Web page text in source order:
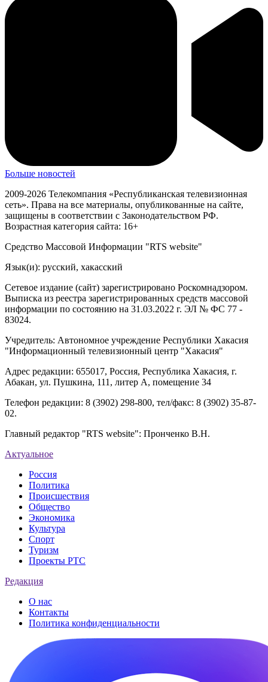
Больше новостей
2009-2026 Телекомпания «Республиканская телевизионная
сеть». Права на все материалы, опубликованные на сайте,
защищены в соответствии с Законодательством РФ.
Возрастная категория сайта: 16+
Средство Массовой Информации "RTS website"
Язык(и): русский, хакасский
Сетевое издание (сайт) зарегистрировано Роскомнадзором.
Выписка из реестра зарегистрированных средств массовой
информации по состоянию на 31.03.2022 г. ЭЛ № ФС 77 -
83024.
Учредитель: Автономное учреждение Республики Хакасия
"Информационный телевизионный центр "Хакасия"
Адрес редакции: 655017, Россия, Республика Хакасия, г.
Абакан, ул. Пушкина, 111, литер А, помещение 34
Телефон редакции: 8 (3902) 298-800, тел/факс: 8 (3902) 35-87-
02.
Главный редактор "RTS website": Пронченко В.Н.
Актуальное
Россия
Политика
Происшествия
Общество
Экономика
Культура
Спорт
Туризм
Проекты РТС
Редакция
О нас
Контакты
Политика конфиденциальности